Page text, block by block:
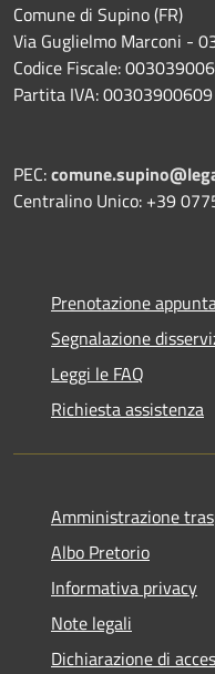
Comune di Supino (FR)
Via Guglielmo Marconi -
Codice Fiscale:
Partita IVA: 00303900609
PEC:
Centralino Unico: +39
Prenotazione
Segnalazione
Leggi le FAQ
Richiesta assistenza
Amministrazione
Albo Pretorio
Informativa privacy
Note legali
Dichiarazione di